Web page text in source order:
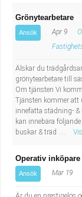
Grönytearbetare
Ansök Apr 9
Älskar du
grönytearbetare till
Om tjänsten Vi
Tjänsten kommer
innefatta städning- &
kan innebära
buskar & träd ...
Operativ inköpare
Ansök Mar 19